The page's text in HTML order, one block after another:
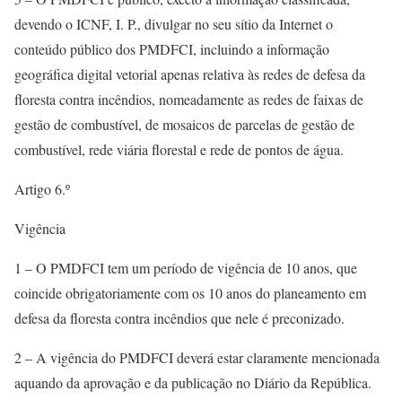
devendo o ICNF, I. P., divulgar no seu sítio da Internet o
conteúdo público dos PMDFCI, incluindo a informação
geográfica digital vetorial apenas relativa às redes de defesa da
floresta contra incêndios, nomeadamente as redes de faixas de
gestão de combustível, de mosaicos de parcelas de gestão de
combustível, rede viária florestal e rede de pontos de água.
Artigo 6.º
Vigência
1 – O PMDFCI tem um período de vigência de 10 anos, que
coincide obrigatoriamente com os 10 anos do planeamento em
defesa da floresta contra incêndios que nele é preconizado.
2 – A vigência do PMDFCI deverá estar claramente mencionada
aquando da aprovação e da publicação no Diário da República.